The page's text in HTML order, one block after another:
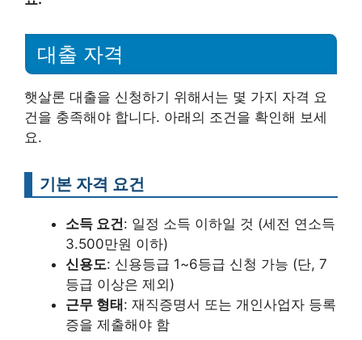
대출 자격
햇살론 대출을 신청하기 위해서는 몇 가지 자격 요
건을 충족해야 합니다. 아래의 조건을 확인해 보세
요.
기본 자격 요건
소득 요건: 일정 소득 이하일 것 (세전 연소득
3.500만원 이하)
신용도: 신용등급 1~6등급 신청 가능 (단, 7
등급 이상은 제외)
근무 형태: 재직증명서 또는 개인사업자 등록
증을 제출해야 함